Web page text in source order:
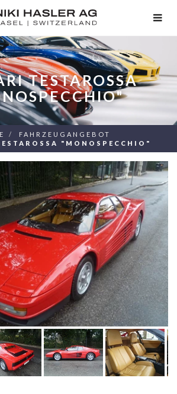
TESTAROSSA
FAHRZEUGANGEBOT
"MONOSPECCHIO"